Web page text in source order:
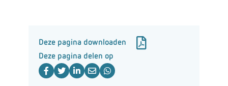
Deze pagina downloaden
Deze pagina delen op